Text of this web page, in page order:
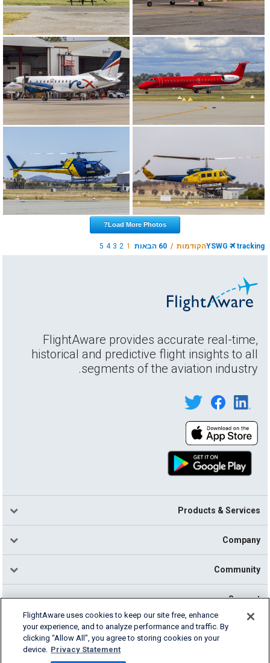
Load More Photos?
הקודמות /60 הבאות 2
3
4
5 YSWG tracking
FlightAware provides accurate real-time,
historical and predictive flight insights to all
segments of the aviation industry.
Products & Services
Company
Community
Support
FlightAware uses cookies to keep our site free, enhance
your experience, and to analyze performance and traffic. By
clicking “Allow All”, you agree to storing cookies on your
device. Privacy Statement